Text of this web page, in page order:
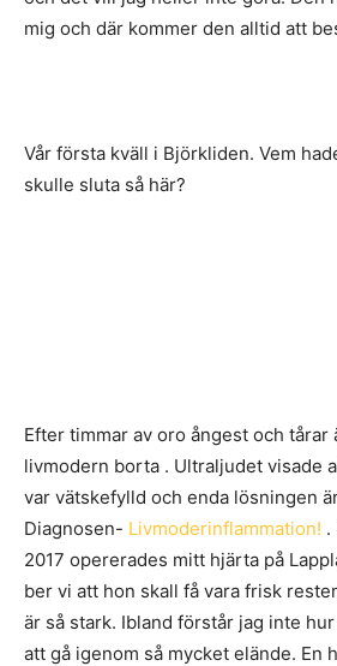
mig och där kommer den alltid att
Vår första kväll i Björkliden. Vem
skulle sluta så här?
Efter timmar av oro ångest och tårar
livmodern borta . Ultraljudet visade
var vätskefylld och enda lösningen
Diagnosen- Livmoderinflammation! .
2017 opererades mitt hjärta på
ber vi att hon skall få vara frisk
är så stark. Ibland förstår jag inte
att gå igenom så mycket elände. En